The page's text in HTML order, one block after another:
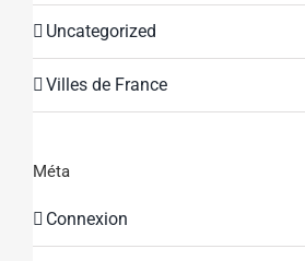
Uncategorized
Villes de France
Méta
Connexion